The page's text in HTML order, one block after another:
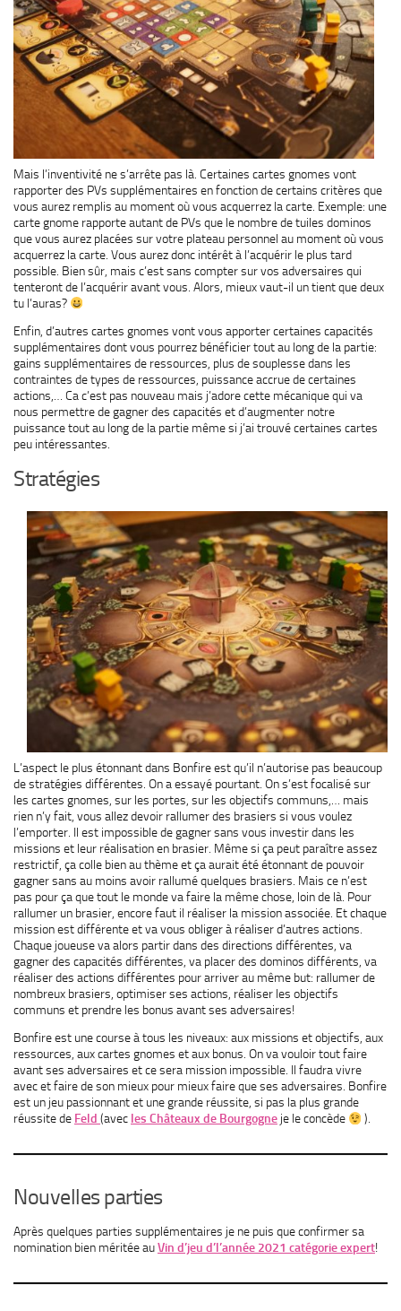
Mais l’inventivité ne s’arrête pas là. Certaines cartes gnomes vont
rapporter des PVs supplémentaires en fonction de certains critères que
vous aurez remplis au moment où vous acquerrez la carte. Exemple: une
carte gnome rapporte autant de PVs que le nombre de tuiles dominos
que vous aurez placées sur votre plateau personnel au moment où vous
acquerrez la carte. Vous aurez donc intérêt à l’acquérir le plus tard
possible. Bien sûr, mais c’est sans compter sur vos adversaires qui
tenteront de l’acquérir avant vous. Alors, mieux vaut-il un tient que deux
tu l’auras?
Enfin, d’autres cartes gnomes vont vous apporter certaines capacités
supplémentaires dont vous pourrez bénéficier tout au long de la partie:
gains supplémentaires de ressources, plus de souplesse dans les
contraintes de types de ressources, puissance accrue de certaines
actions,… Ca c’est pas nouveau mais j’adore cette mécanique qui va
nous permettre de gagner des capacités et d’augmenter notre
puissance tout au long de la partie même si j’ai trouvé certaines cartes
peu intéressantes.
Stratégies
L’aspect le plus étonnant dans Bonfire est qu’il n’autorise pas beaucoup
de stratégies différentes. On a essayé pourtant. On s’est focalisé sur
les cartes gnomes, sur les portes, sur les objectifs communs,… mais
rien n’y fait, vous allez devoir rallumer des brasiers si vous voulez
l’emporter. Il est impossible de gagner sans vous investir dans les
missions et leur réalisation en brasier. Même si ça peut paraître assez
restrictif, ça colle bien au thème et ça aurait été étonnant de pouvoir
gagner sans au moins avoir rallumé quelques brasiers. Mais ce n’est
pas pour ça que tout le monde va faire la même chose, loin de là. Pour
rallumer un brasier, encore faut il réaliser la mission associée. Et chaque
mission est différente et va vous obliger à réaliser d’autres actions.
Chaque joueuse va alors partir dans des directions différentes, va
gagner des capacités différentes, va placer des dominos différents, va
réaliser des actions différentes pour arriver au même but: rallumer de
nombreux brasiers, optimiser ses actions, réaliser les objectifs
communs et prendre les bonus avant ses adversaires!
Bonfire est une course à tous les niveaux: aux missions et objectifs, aux
ressources, aux cartes gnomes et aux bonus. On va vouloir tout faire
avant ses adversaires et ce sera mission impossible. Il faudra vivre
avec et faire de son mieux pour mieux faire que ses adversaires. Bonfire
est un jeu passionnant et une grande réussite, si pas la plus grande
réussite de Feld (avec les Châteaux de Bourgogne je le concède ).
Nouvelles parties
Après quelques parties supplémentaires je ne puis que confirmer sa
nomination bien méritée auVin d’jeu d’l’année 2021 catégorie expert!